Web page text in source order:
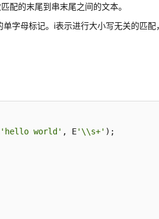
配的末尾到串末尾之间的文本。
字母标记。i表示进行大小写无关的匹
'hello world' , E'\\s+' );